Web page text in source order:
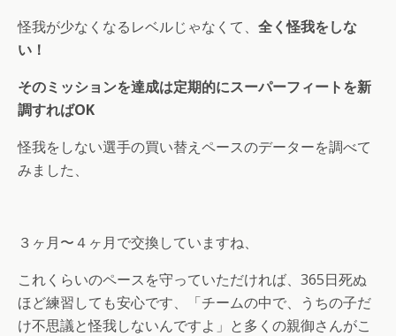
怪我が少なくなるレベルじゃなくて、 全く怪我をしな
い！
そのミッションを達成は定期的にスーパーフィートを新
調すればOK
怪我をしない選手の買い替えペースのデーターを調べて
みました、
３ヶ月〜４ヶ月で交換していますね、
これくらいのペースを守っていただければ、365日死ぬ
ほど練習しても安心です、「チームの中で、うちの子だ
け不思議と怪我しないんですよ」と多くの親御さんがこ